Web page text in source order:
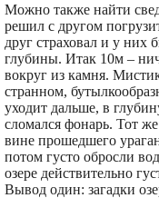
Можно также найти
решил с другом
друг страховал и у них
глубины. Итак 10м –
вокруг из камня.
странном,
уходит дальше, в
сломался фонарь. Тот
вине прошедшего
потом густо обросли
озере действительно
Вывод один: загадки